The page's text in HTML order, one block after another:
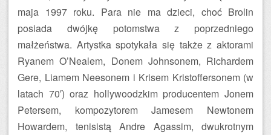
maja 1997 roku. Para nie ma dzieci, choć Brolin
posiada dwójkę potomstwa z poprzedniego
małżeństwa. Artystka spotykała się także z aktorami
Ryanem O’Nealem, Donem Johnsonem, Richardem
Gere, Liamem Neesonem i Krisem Kristoffersonem (w
latach 70′) oraz hollywoodzkim producentem Jonem
Petersem, kompozytorem Jamesem Newtonem
Howardem, tenisistą Andre Agassim, dwukrotnym